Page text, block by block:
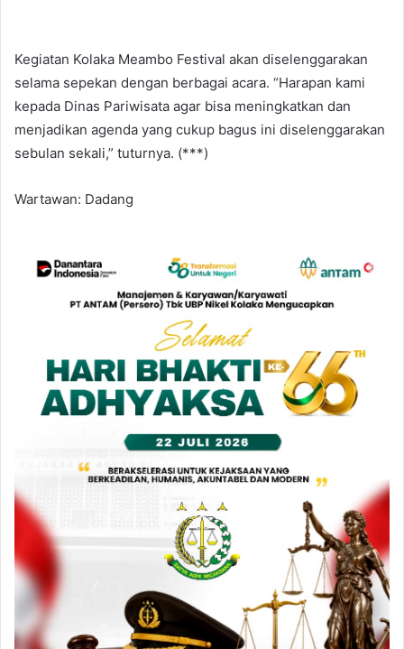
Kegiatan Kolaka Meambo Festival akan diselenggarakan
selama sepekan dengan berbagai acara. “Harapan kami
kepada Dinas Pariwisata agar bisa meningkatkan dan
menjadikan agenda yang cukup bagus ini diselenggarakan
sebulan sekali,” tuturnya. (***)
Wartawan: Dadang